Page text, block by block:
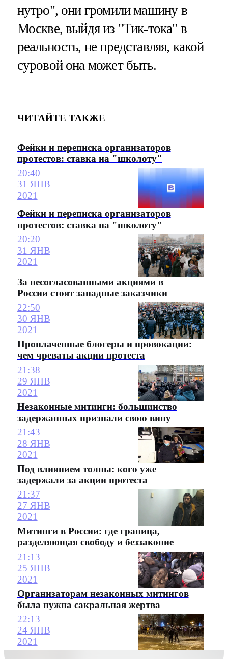
нутро", они громили машину в
Москве, выйдя из "Тик-тока" в
реальность, не представляя, какой
суровой она может быть.
ЧИТАЙТЕ ТАКЖЕ
Фейки и переписка организаторов
протестов: ставка на "школоту"
20:40
31 ЯНВ
2021
Фейки и переписка организаторов
протестов: ставка на "школоту"
20:20
31 ЯНВ
2021
За несогласованными акциями в
России стоят западные заказчики
22:50
30 ЯНВ
2021
Проплаченные блогеры и провокации:
чем чреваты акции протеста
21:38
29 ЯНВ
2021
Незаконные митинги: большинство
задержанных признали свою вину
21:43
28 ЯНВ
2021
Под влиянием толпы: кого уже
задержали за акции протеста
21:37
27 ЯНВ
2021
Митинги в России: где граница,
разделяющая свободу и беззаконие
21:13
25 ЯНВ
2021
Организаторам незаконных митингов
была нужна сакральная жертва
22:13
24 ЯНВ
2021